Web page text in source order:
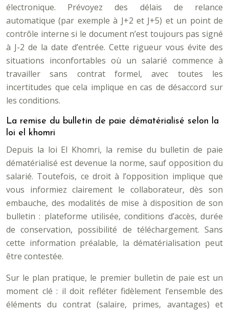
électronique. Prévoyez des délais de relance
automatique (par exemple à J+2 et J+5) et un point de
contrôle interne si le document n’est toujours pas signé
à J-2 de la date d’entrée. Cette rigueur vous évite des
situations inconfortables où un salarié commence à
travailler sans contrat formel, avec toutes les
incertitudes que cela implique en cas de désaccord sur
les conditions.
La remise du bulletin de paie dématérialisé selon la
loi el khomri
Depuis la loi El Khomri, la remise du bulletin de paie
dématérialisé est devenue la norme, sauf opposition du
salarié. Toutefois, ce droit à l’opposition implique que
vous informiez clairement le collaborateur, dès son
embauche, des modalités de mise à disposition de son
bulletin : plateforme utilisée, conditions d’accès, durée
de conservation, possibilité de téléchargement. Sans
cette information préalable, la dématérialisation peut
être contestée.
Sur le plan pratique, le premier bulletin de paie est un
moment clé : il doit refléter fidèlement l’ensemble des
éléments du contrat (salaire, primes, avantages) et